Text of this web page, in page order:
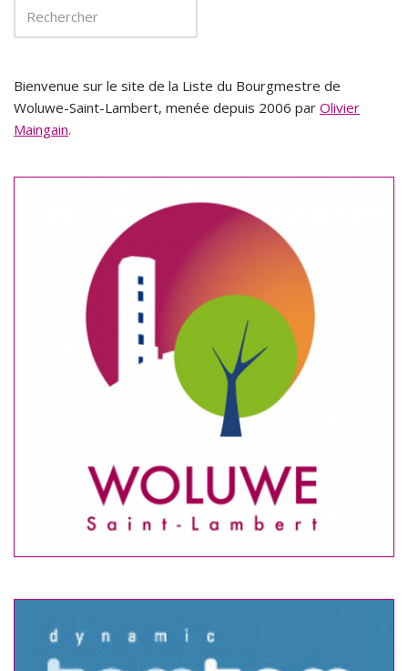
Bienvenue sur le site de la Liste du Bourgmestre de
Woluwe-Saint-Lambert, menée depuis 2006 par Olivier
Maingain.